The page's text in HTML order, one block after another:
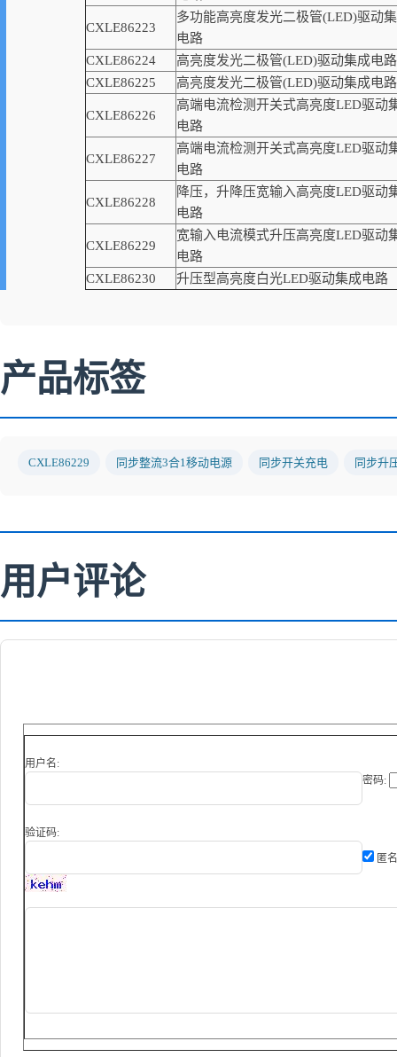
CXLE86223
多功能高亮度发光二极管(LED)驱动
电路
CXLE86224
高亮度发光二极管(LED)驱动集成电路
CXLE86225
高亮度发光二极管(LED)驱动集成电路
CXLE86226
高端电流检测开关式高亮度LED驱动
电路
CXLE86227
高端电流检测开关式高亮度LED驱动
电路
CXLE86228
降压，升降压宽输入高亮度LED驱动
电路
CXLE86229
宽输入电流模式升压高亮度LED驱动
电路
CXLE86230
升压型高亮度白光LED驱动集成电路
产品标签
CXLE86229 同步整流3合1移动电源 同步开关充电 同步升
用户评论
用户名:
密码:
验证码:
匿